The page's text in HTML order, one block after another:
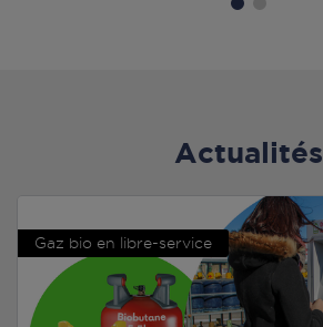
Actualités
Gaz bio en libre-service